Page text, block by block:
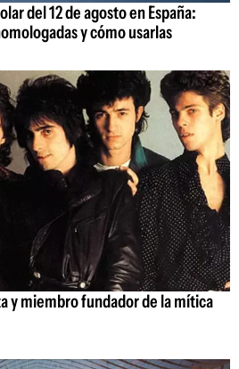
del 12 de agosto en España:
y cómo usarlas
y miembro fundador de la mítica